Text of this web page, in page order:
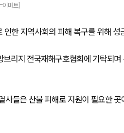
이마트]
한 지역사회의 피해 복구를 위해
리지 전국재해구호협회에 기탁되
사들은 산불 피해로 지원이 필요한